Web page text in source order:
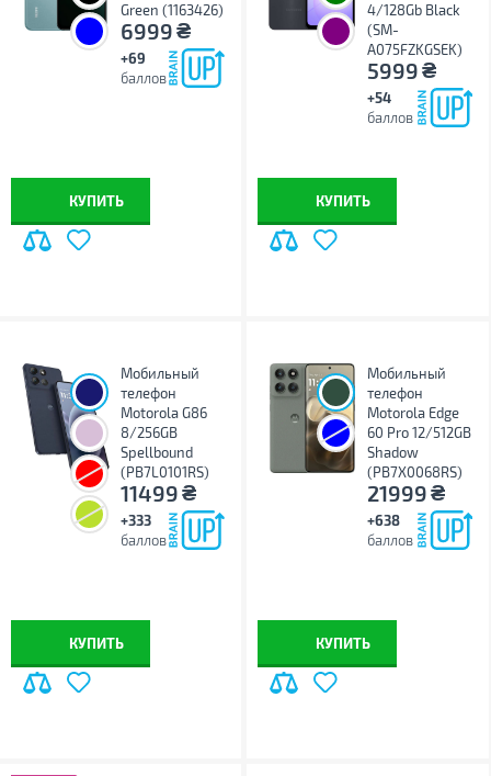
Green (1163426)
6999₴
+69
баллов
КУПИТЬ
4/128Gb Black
(SM-
A075FZKGSEK)
5999₴
+54
баллов
КУПИТЬ
Мобильный
телефон
Motorola G86
8/256GB
Spellbound
(PB7L0101RS)
11499₴
+333
баллов
КУПИТЬ
Мобильный
телефон
Motorola Edge
60 Pro 12/512GB
Shadow
(PB7X0068RS)
21999₴
+638
баллов
КУПИТЬ